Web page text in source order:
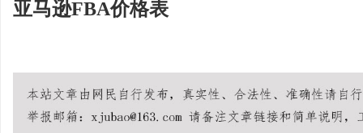
亚马逊FBA价格表